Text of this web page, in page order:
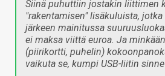
Siinä puhuttiin jostakin liittimen
"rakentamisen" lisäkuluista,
järkeen mainitussa
ei maksa viittä euroa. Ja
(piirikortti, puhelin)
vaikuta se, kumpi USB-liitin